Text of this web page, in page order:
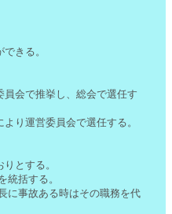
きる。
会で推挙し、総会で選任す
運営委員会で選任する。
とする。
統括する。
に事故ある時はその職務を代